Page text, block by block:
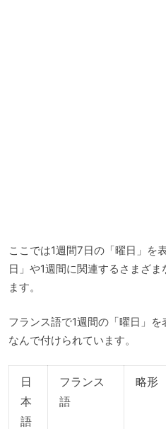
ここでは1週間7日の「曜日」を
日」や1週間に関連するさまざ
ます。
フランス語で1週間の「曜日」
なんで付けられています。
日
本
語
フランス
語
略形